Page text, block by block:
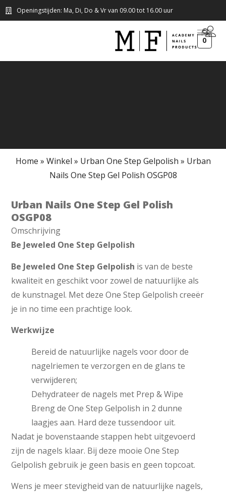
Openingstijden: Ma, Di, Do & Vr van 09.00 tot 16.00 uur
0
Home » Winkel » Urban One Step Gelpolish » Urban
Nails One Step Gel Polish OSGP08
Urban Nails One Step Gel Polish
OSGP08
Omschrijving
Be Jeweled One Step Gelpolish
Be Jeweled One Step Gelpolish is van de beste
kwaliteit en geschikt voor zowel de natuurlijke als
de kunstnagel. Met deze One Step Gelpolish creeër
je in no time een prachtige look.
Werkwijze
Bereid de natuurlijke nagels voor door de
nagelriemen te verzorgen en de glans te
verwijderen;
Dehydrateer de nagels met Prep & Wipe
Breng de One Step Gelpolish in 2 dunne
laagjes aan. Hard deze tussendoor uit.
Nadat je bovenstaande stappen hebt uitgevoerd
zijn de nagels klaar. Bij deze mooie One Step
Gelpolish gebruik je geen basis en geen topcoat.
Wens je meer stevigheid van de natuurlijke nagels,